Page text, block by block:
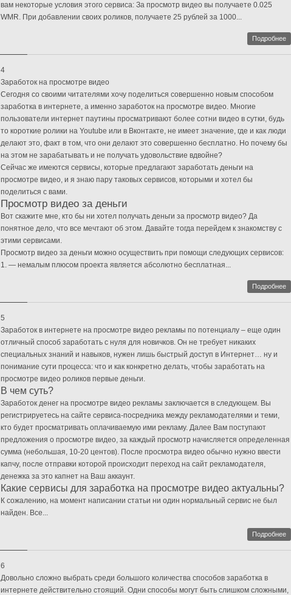
вам некоторые условия этого сервиса: За просмотр видео вы получаете 0.025
WMR. При добавлении своих роликов, получаете 25 рублей за 1000...
Подробнее
4
Заработок на просмотре видео
Сегодня со своими читателями хочу поделиться совершенно новым способом
заработка в интернете, а именно заработок на просмотре видео. Многие
пользователи интернет паутины просматривают более сотни видео в сутки, будь
то короткие ролики на Youtube или в Вконтакте, не имеет значение, где и как люди
делают это, факт в том, что они делают это совершенно бесплатно. Но почему бы
на этом не зарабатывать и не получать удовольствие вдвойне?
Сейчас же имеются сервисы, которые предлагают заработать деньги на
просмотре видео, и я знаю пару таковых сервисов, которыми и хотел бы
поделиться с вами.
Просмотр видео за деньги
Вот скажите мне, кто бы ни хотел получать деньги за просмотр видео? Да
понятное дело, что все мечтают об этом. Давайте тогда перейдем к знакомству с
этими сервисами.
Просмотр видео за деньги можно осуществить при помощи следующих сервисов:
1. — немалым плюсом проекта является абсолютно бесплатная...
Подробнее
5
Заработок в интернете на просмотре видео рекламы по потенциалу – еще один
отличный способ заработать с нуля для новичков. Он не требует никаких
специальных знаний и навыков, нужен лишь быстрый доступ в Интернет… ну и
понимание сути процесса: что и как конкретно делать, чтобы заработать на
просмотре видео роликов первые деньги.
В чем суть?
Заработок денег на просмотре видео рекламы заключается в следующем. Вы
регистрируетесь на сайте сервиса-посредника между рекламодателями и теми,
кто будет просматривать оплачиваемую ими рекламу. Далее Вам поступают
предложения о просмотре видео, за каждый просмотр начисляется определенная
сумма (небольшая, 10-20 центов). После просмотра видео обычно нужно ввести
капчу, после отправки которой происходит переход на сайт рекламодателя,
денежка за это капнет на Ваш аккаунт.
Какие сервисы для заработка на просмотре видео актуальны?
К сожалению, на момент написании статьи ни один нормальный сервис не был
найден. Все...
Подробнее
6
Довольно сложно выбрать среди большого количества способов заработка в
интернете действительно стоящий. Одни способы могут быть слишком сложными,